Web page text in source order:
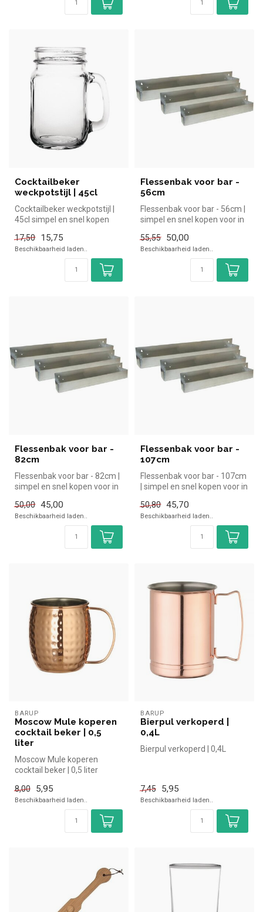
Cocktailbeker
weckpotstijl | 45cl
Cocktailbeker weckpotstijl |
45cl simpel en snel kopen
17,50
15,75
Beschikbaarheid laden..
Flessenbak voor bar -
56cm
Flessenbak voor bar - 56cm |
simpel en snel kopen voor in
55,55
50,00
Beschikbaarheid laden..
Flessenbak voor bar -
82cm
Flessenbak voor bar - 82cm |
simpel en snel kopen voor in
50,00 45,00
Beschikbaarheid laden..
Flessenbak voor bar -
107cm
Flessenbak voor bar - 107cm
| simpel en snel kopen voor in
50,80 45,70
Beschikbaarheid laden..
BARUP
Moscow Mule koperen
cocktail beker | 0,5
liter
Moscow Mule koperen
cocktail beker | 0,5 liter
8,00
5,95
Beschikbaarheid laden..
BARUP
Bierpul verkoperd |
0,4L
Bierpul verkoperd | 0,4L
7,45 5,95
Beschikbaarheid laden..